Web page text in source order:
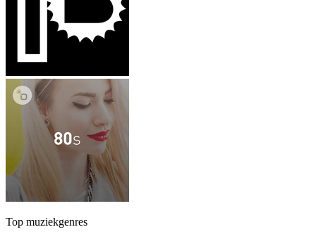
Top muziekgenres